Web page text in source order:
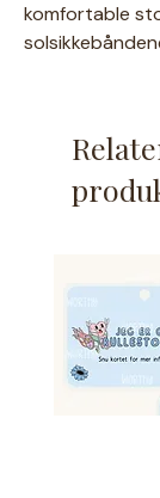
komfortable
trenger å bli
Spesifikasjoner:
35 cm langt
Trykket
parese.
Tosidig